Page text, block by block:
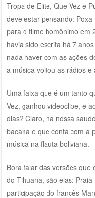
Tropa de Elite, Que Vez e
deve estar pensando:
para o filme homônimo em
havia sido escrita há 7
nada haver com as ações
a música voltou as rádios
Uma faixa que é um tanto
Vez, ganhou videoclipe, e
dias? Claro, na nossa
bacana e que conta com a
música na flauta boliviana.
Bora falar das versões que
do Tihuana, são elas:
participação do francês